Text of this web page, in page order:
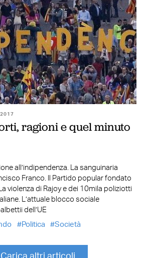
2017
ragioni e quel minuto
all’indipendenza. La sanguinaria
Franco. Il Partido popular fondato
violenza di Rajoy e dei 10mila poliziotti
L’attuale blocco sociale
dell’UE
Politica Società